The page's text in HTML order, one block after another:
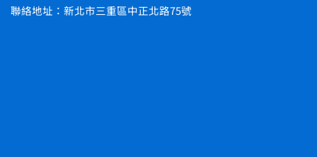
聯絡地址：新北市三重區中正北路75號